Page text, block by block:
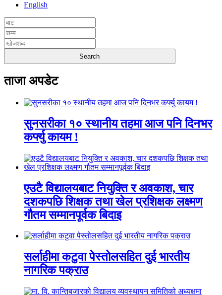
English
ताजा अपडेट
सुनसरीका १० स्थानीय तहमा आज पनि दिनभर
कर्फ्यु कायम !
एउटै विद्यालयबाट नियुक्ति र अवकाश, चार
दशकपछि शिक्षक तथा खेल प्रशिक्षक लक्ष्मण
गौतम सम्मानपूर्वक बिदाइ
सर्लाहीमा कटुवा पेस्तोलसहित दुई भारतीय
नागरिक पक्राउ